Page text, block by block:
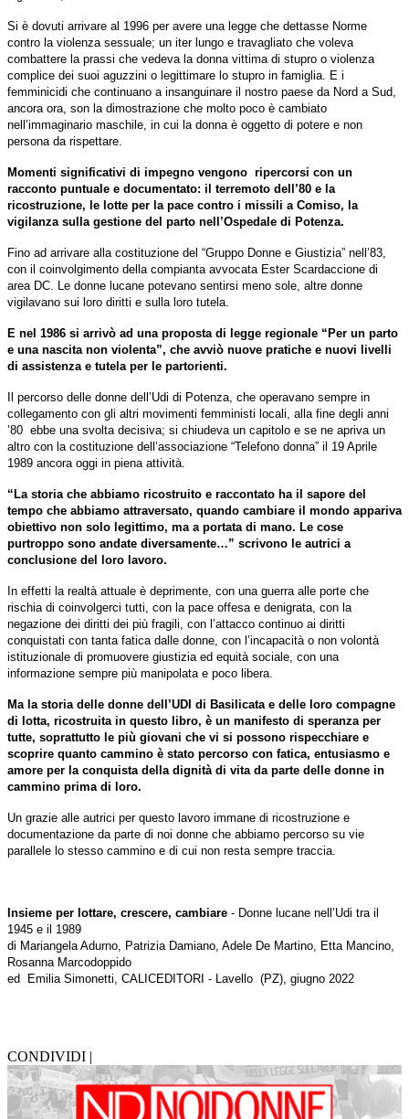
Si è dovuti arrivare al 1996 per avere una legge che dettasse Norme
contro la violenza sessuale; un iter lungo e travagliato che voleva
combattere la prassi che vedeva la donna vittima di stupro o violenza
complice dei suoi aguzzini o legittimare lo stupro in famiglia. E i
femminicidi che continuano a insanguinare il nostro paese da Nord a Sud,
ancora ora, son la dimostrazione che molto poco è cambiato
nell’immaginario maschile, in cui la donna è oggetto di potere e non
persona da rispettare.
Momenti significativi di impegno vengono ripercorsi con un
racconto puntuale e documentato: il terremoto dell’80 e la
ricostruzione, le lotte per la pace contro i missili a Comiso, la
vigilanza sulla gestione del parto nell’Ospedale di Potenza.
Fino ad arrivare alla costituzione del “Gruppo Donne e Giustizia” nell’83,
con il coinvolgimento della compianta avvocata Ester Scardaccione di
area DC. Le donne lucane potevano sentirsi meno sole, altre donne
vigilavano sui loro diritti e sulla loro tutela.
E nel 1986 si arrivò ad una proposta di legge regionale “Per un parto
e una nascita non violenta”, che avviò nuove pratiche e nuovi livelli
di assistenza e tutela per le partorienti.
Il percorso delle donne dell’Udi di Potenza, che operavano sempre in
collegamento con gli altri movimenti femministi locali, alla fine degli anni
’80 ebbe una svolta decisiva; si chiudeva un capitolo e se ne apriva un
altro con la costituzione dell’associazione “Telefono donna” il 19 Aprile
1989 ancora oggi in piena attività.
“La storia che abbiamo ricostruito e raccontato ha il sapore del
tempo che abbiamo attraversato, quando cambiare il mondo appariva
obiettivo non solo legittimo, ma a portata di mano. Le cose
purtroppo sono andate diversamente…” scrivono le autrici a
conclusione del loro lavoro.
In effetti la realtà attuale è deprimente, con una guerra alle porte che
rischia di coinvolgerci tutti, con la pace offesa e denigrata, con la
negazione dei diritti dei più fragili, con l’attacco continuo ai diritti
conquistati con tanta fatica dalle donne, con l’incapacità o non volontà
istituzionale di promuovere giustizia ed equità sociale, con una
informazione sempre più manipolata e poco libera.
Ma la storia delle donne dell’UDI di Basilicata e delle loro compagne
di lotta, ricostruita in questo libro, è un manifesto di speranza per
tutte, soprattutto le più giovani che vi si possono rispecchiare e
scoprire quanto cammino è stato percorso con fatica, entusiasmo e
amore per la conquista della dignità di vita da parte delle donne in
cammino prima di loro.
Un grazie alle autrici per questo lavoro immane di ricostruzione e
documentazione da parte di noi donne che abbiamo percorso su vie
parallele lo stesso cammino e di cui non resta sempre traccia.
Insieme per lottare, crescere, cambiare - Donne lucane nell’Udi tra il
1945 e il 1989
di Mariangela Adurno, Patrizia Damiano, Adele De Martino, Etta Mancino,
Rosanna Marcodoppido
ed
Emilia Simonetti, CALICEDITORI - Lavello (PZ), giugno 2022
CONDIVIDI |